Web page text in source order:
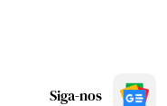
Siga-nos